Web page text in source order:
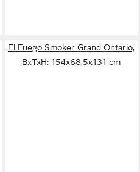
El Fuego Smoker Grand Ontario,
BxTxH: 154x68,5x131 cm